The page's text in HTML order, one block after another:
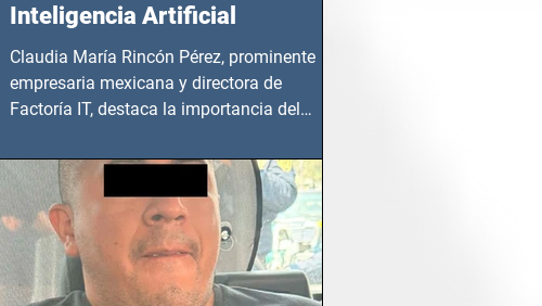
Inteligencia Artificial
Claudia María Rincón Pérez, prominente
empresaria mexicana y directora de
Factoría IT, destaca la importancia del